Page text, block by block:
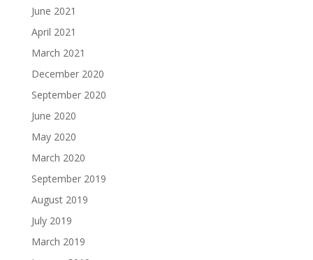
June 2021
April 2021
March 2021
December 2020
September 2020
June 2020
May 2020
March 2020
September 2019
August 2019
July 2019
March 2019